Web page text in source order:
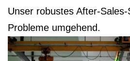
Unser robustes After-
Probleme umgehend.